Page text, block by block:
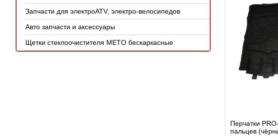
Запчасти для электроATV, электро-велосипедов
Авто запчасти и аксессуары
Щетки стеклоочистителя METO бескаркасные
Перчатки
пальцев